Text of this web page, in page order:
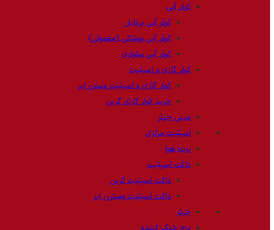
کولر آبی
کولر آبی پرتابل
کولر آبی پوشالی (معمولی)
کولر آبی سلولزی
کولر گازی و اسپلیت
کولر گازی و اسپلیت وستن ایر
خرید کولر گازی گرین
مینی چیلر
اسپلیت مرکزی
پرده هوا
داکت اسپلیت
داکت اسپلیت گرین
داکت اسپلیت وسترن ایر
چیلر